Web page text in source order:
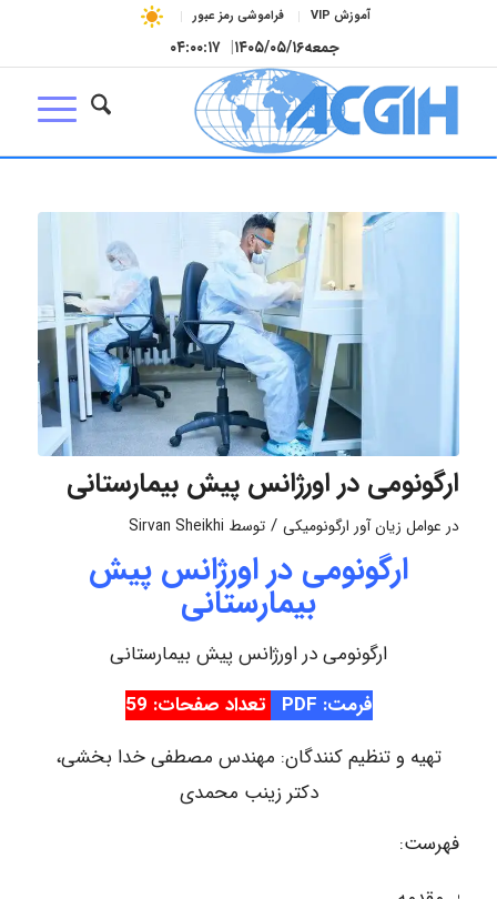
آموزش VIP فراموشی رمز عبور
جمعه۱۴۰۵/۰۵/۱۶| ۰۴:۰۰:۱۸
ارگونومی در اورژانس پیش بیمارستانی
در عوامل زیان آور ارگونومیکی / توسط Sirvan Sheikhi
ارگونومی در اورژانس پیش
بیمارستانی
ارگونومی در اورژانس پیش بیمارستانی
فرمت: PDF
تعداد صفحات: 59
تهیه و تنظیم کنندگان: مهندس مصطفی خدا بخشی،
دکتر زینب محمدی
فهرست: